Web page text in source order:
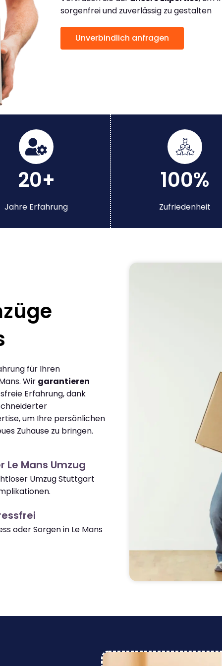
sorgenfrei und zuverlässig zu gestalten
Unverbindlich anfragen
20+
Jahre Erfahrung
100%
Zufriedenheit
für Ihren
Wir garantieren
Erfahrung, dank
um Ihre persönlichen
Zuhause zu bringen.
Le Mans Umzug
Umzug Stuttgart
oder Sorgen in Le Mans